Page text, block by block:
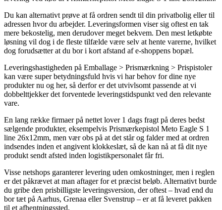
Du kan alternativt prøve at få ordren sendt til din privatbolig eller til
adressen hvor du arbejder. Leveringsformen viser sig oftest en tak
mere bekostelig, men derudover meget bekvem. Den mest letkøbte
løsning vil dog i de fleste tilfælde være selv at hente varerne, hvilket
dog forudsætter at du bor i kort afstand af e-shoppens bopæl.
Leveringshastigheden på Emballage > Prismærkning > Prispistoler
kan være super betydningsfuld hvis vi har behov for dine nye
produkter nu og her, så derfor er det utvivlsomt passende at vi
dobbelttjekker det forventede leveringstidspunkt ved den relevante
vare.
En lang række firmaer på nettet lover 1 dags fragt på deres bedst
sælgende produkter, eksempelvis Prismærkepistol Meto Eagle S 1
line 26x12mm, men vær obs på at det står og falder med at ordren
indsendes inden et angivent klokkeslæt, så de kan nå at få dit nye
produkt sendt afsted inden logistikpersonalet får fri.
Visse netshops garanterer levering uden omkostninger, men i reglen
er det påkrævet at man aftager for et præcist beløb. Alternativt burde
du gribe den prisbilligste leveringsversion, der oftest – hvad end du
bor tæt på Aarhus, Grenaa eller Svenstrup – er at få leveret pakken
til et afhentningssted.